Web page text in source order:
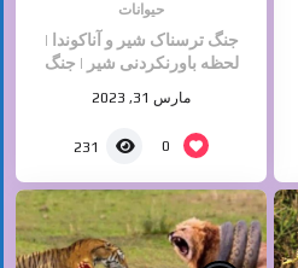
حیوانات
جنگ ترسناک شیر و آناکوندا |
لحظه باورنکردنی شیر | جنگ
مارس 31, 2023
0
231